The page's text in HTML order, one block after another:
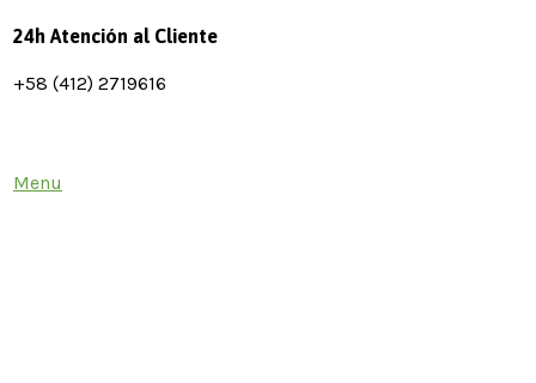
24h Atención al Cliente
+58 (412) 2719616
Menu